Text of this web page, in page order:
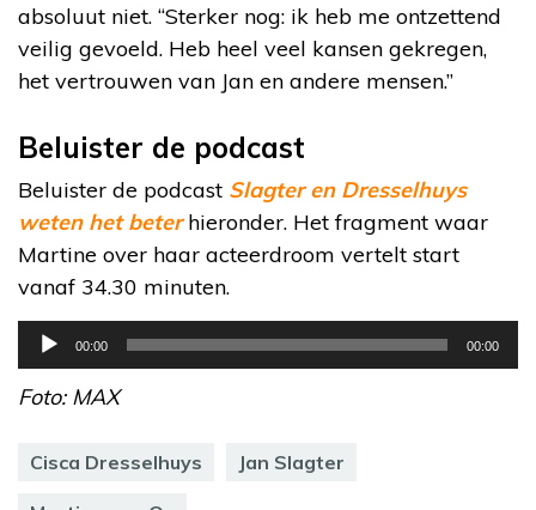
absoluut niet. “Sterker nog: ik heb me ontzettend
veilig gevoeld. Heb heel veel kansen gekregen,
het vertrouwen van Jan en andere mensen.”
Beluister de podcast
Beluister de podcast Slagter en Dresselhuys
weten het beter hieronder. Het fragment waar
Martine over haar acteerdroom vertelt start
vanaf 34.30 minuten.
Audiospeler
00:00 00:00
Foto: MAX
Cisca Dresselhuys Jan Slagter